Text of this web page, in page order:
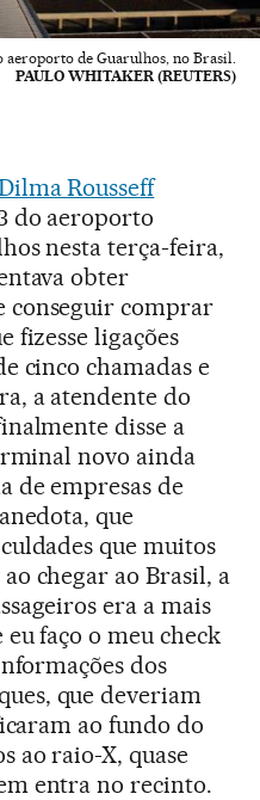
de Guarulhos, no Brasil.
PAULO WHITAKER (REUTERS)
Rousseff
do aeroporto
nesta terça-feira,
obter
conseguir comprar
fizesse ligações
cinco chamadas e
a atendente do
disse a
novo ainda
de empresas de
que
que muitos
chegar ao Brasil, a
era a mais
faço o meu check
dos
que deveriam
ao fundo do
ao raio-X, quase
entra no recinto.